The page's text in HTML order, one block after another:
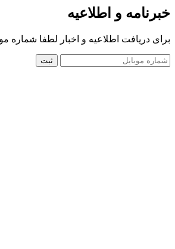
خبرنامه و اطلاعیه
برای دریافت اطلاعیه و اخبار لطفا شماره
ثبت